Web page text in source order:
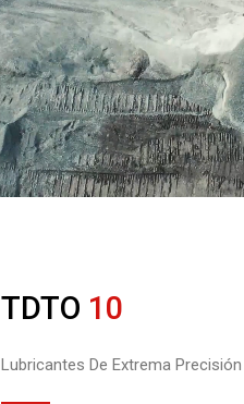
TDTO 10
Lubricantes De Extrema Precisión